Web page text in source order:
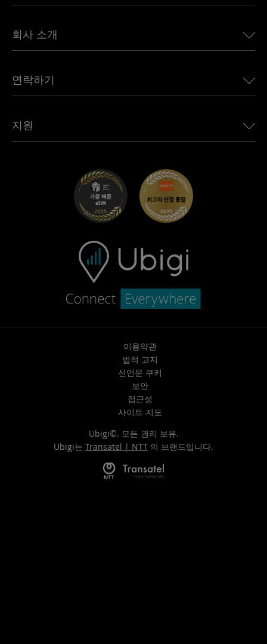
캐나다용 eSIM
아프리카용 eSIM
모든 목적지 보기
Land Rover용 Ubigi
Jeep용 Ubigi
Mini용 Ubigi
Maserati용 Ubigi
회사 소개
언론에 소개된 Ubigi
Ubigi 앱
연락하기
제휴 프로그램
지원
이용약관
법적 고지
선언문 쿠키
보안
접근성
사이트 지도
Ubigi©. 모든 권리 보유.
Ubigi는 Transatel | NTT 의 브랜드입니다.